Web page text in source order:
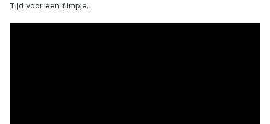
Tijd voor een filmpje.